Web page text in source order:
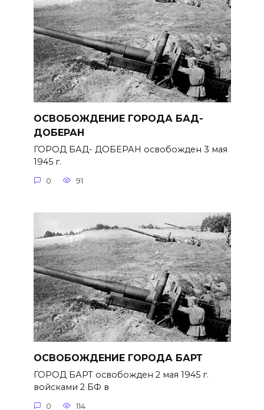
ОСВОБОЖДЕНИЕ ГОРОДА БАД-
ДОБЕРАН
ГОРОД БАД- ДОБЕРАН освобожден 3 мая
1945 г.
0 91
ОСВОБОЖДЕНИЕ ГОРОДА БАРТ
ГОРОД БАРТ освобожден 2 мая 1945 г.
войсками 2 БФ в
0 114